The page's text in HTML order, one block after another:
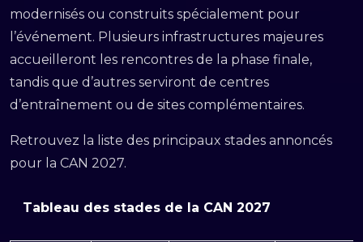
modernisés ou construits spécialement pour
l’événement. Plusieurs infrastructures majeures
accueilleront les rencontres de la phase finale,
tandis que d’autres serviront de centres
d’entraînement ou de sites complémentaires.
Retrouvez la liste des principaux stades annoncés
pour la CAN 2027.
Tableau des stades de la CAN 2027